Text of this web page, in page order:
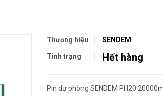
Thương hiệu SENDEM
Tình trạng Hết hàng
Pin dự phòng SENDEM PH20